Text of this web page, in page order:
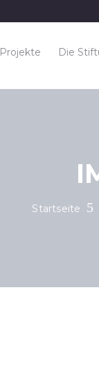
Projekte Die
Startseite